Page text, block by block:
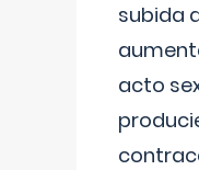
subida
acto